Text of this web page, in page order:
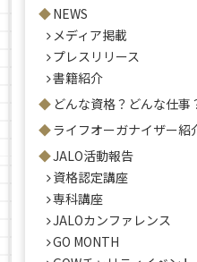
NEWS
メディア掲載
プレスリリース
書籍紹介
どんな資格？どんな仕事
ライフオーガナイザー紹
JALO活動報告
資格認定講座
専科講座
JALOカンファレンス
GO MONTH